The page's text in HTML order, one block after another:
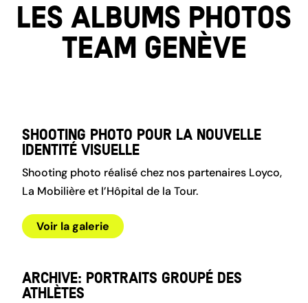
Les albums photos
team genève
Shooting photo pour la nouvelle
identité visuelle
Shooting photo réalisé chez nos partenaires Loyco,
La Mobilière et l’Hôpital de la Tour.
Voir la galerie
Archive: Portraits groupé des
athlètes